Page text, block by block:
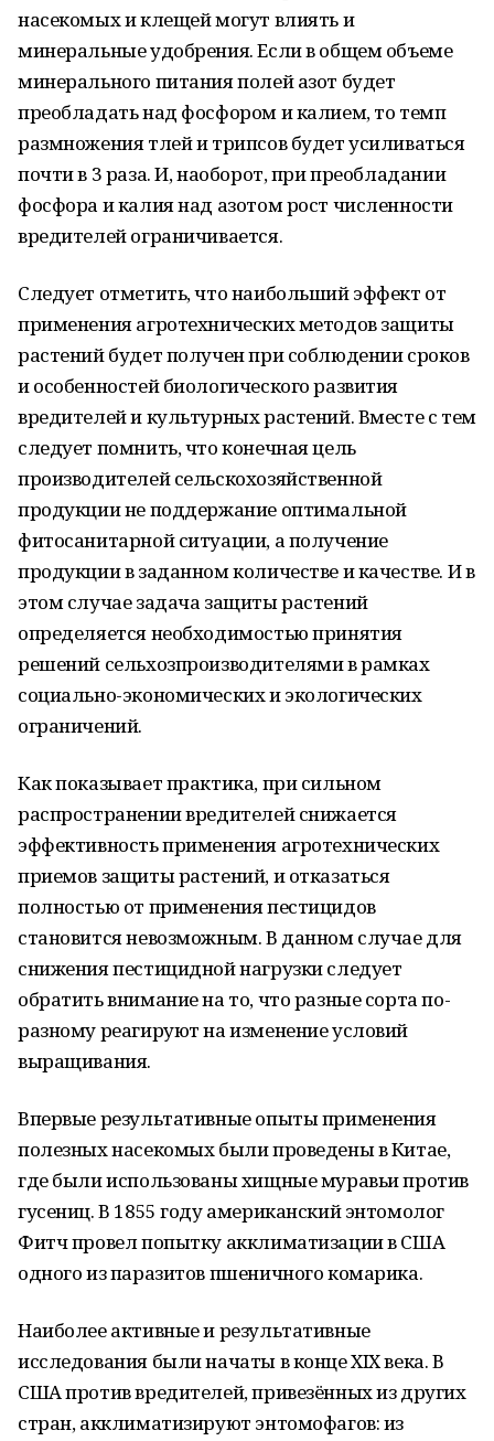
насекомых и клещей могут влиять и
минеральные удобрения. Если в общем объеме
минерального питания полей азот будет
преобладать над фосфором и калием, то темп
размножения тлей и трипсов будет усиливаться
почти в 3 раза. И, наоборот, при преобладании
фосфора и калия над азотом рост численности
вредителей ограничивается.
Следует отметить, что наибольший эффект от
применения агротехнических методов защиты
растений будет получен при соблюдении сроков
и особенностей биологического развития
вредителей и культурных растений. Вместе с тем
следует помнить, что конечная цель
производителей сельскохозяйственной
продукции не поддержание оптимальной
фитосанитарной ситуации, а получение
продукции в заданном количестве и качестве. И в
этом случае задача защиты растений
определяется необходимостью принятия
решений сельхозпроизводителями в рамках
социально-экономических и экологических
ограничений.
Как показывает практика, при сильном
распространении вредителей снижается
эффективность применения агротехнических
приемов защиты растений, и отказаться
полностью от применения пестицидов
становится невозможным. В данном случае для
снижения пестицидной нагрузки следует
обратить внимание на то, что разные сорта по-
разному реагируют на изменение условий
выращивания.
Впервые результативные опыты применения
полезных насекомых были проведены в Китае,
где были использованы хищные муравьи против
гусениц. В 1855 году американский энтомолог
Фитч провел попытку акклиматизации в США
одного из паразитов пшеничного комарика.
Наиболее активные и результативные
исследования были начаты в конце XIX века. В
США против вредителей, привезённых из других
стран, акклиматизируют энтомофагов: из